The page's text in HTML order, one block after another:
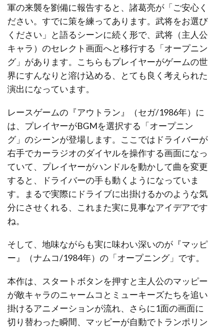
軍の来襲を劉備に報告すると、諸葛亮が「ご安心く
ださい。すでに策を練ってあります。武将をお選び
ください」と語るシーンに続く形で、武将（主人公
キャラ）のセレクト画面へと移行する「オープニン
グ」があります。こちらもプレイヤーがゲームの世
界にすんなりと溶け込める、とても良く考えられた
演出になっています。
レースゲームの『アウトラン』（セガ/1986年）に
は、プレイヤーがBGMを選択する「オープニン
グ」のシーンが登場します。ここではドライバーが
右手でカーラジオのダイヤルを操作する画面になっ
ていて、プレイヤーがハンドルを動かして曲を変更
すると、ドライバーの手も動くようになっていま
す。まるで実際にドライブに出掛けるかのような気
分にさせくれる、これまた実に見事なアイデアです
ね。
そして、地味ながらも実に味わい深いのが『マッピ
ー』（ナムコ/1984年）の「オープニング」です。
本作は、スタートボタンを押すと主人公のマッピー
が敵キャラのニャームコとミューキーズたちを追い
掛けるアニメーションが流れ、さらに1面の画面に
切り替わった瞬間、マッピーが自動でトランポリン